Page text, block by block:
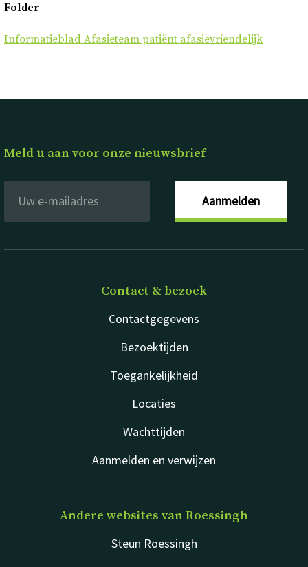
Folder
Informatieblad Afasieteam patiënt afasievriendelijk
Meld u aan voor onze nieuwsbrief
Aanmelden
Contact & bezoek
Contactgegevens
Locaties
Bezoektijden
Wachttijden
Toegankelijkheid
Aanmelden en verwijzen
Andere websites van Roessingh
Steun Roessingh